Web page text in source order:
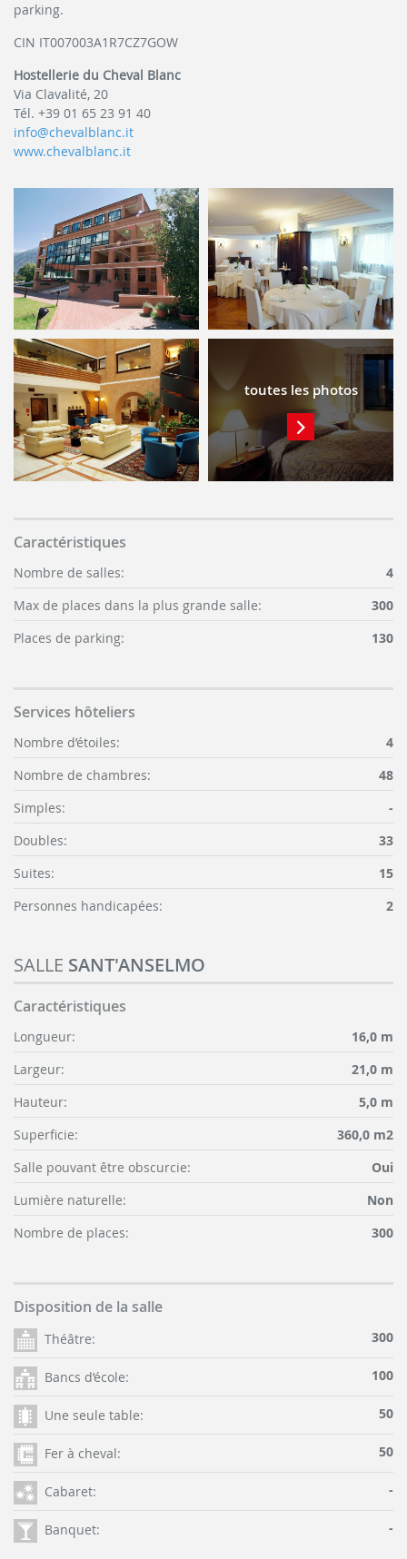
parking.
CIN IT007003A1R7CZ7GOW
Hostellerie du Cheval Blanc
Via Clavalité, 20
Tél. +39 01 65 23 91 40
info@chevalblanc.it
www.chevalblanc.it
toutes les photos
Caractéristiques
Nombre de salles:
4
Max de places dans la plus grande salle:
300
Places de parking:
130
Services hôteliers
Nombre d’étoiles:
4
Nombre de chambres:
48
Simples:
-
Doubles:
33
Suites:
15
Personnes handicapées:
2
SALLE SANT'ANSELMO
Caractéristiques
Longueur:
16,0 m
Largeur:
21,0 m
Hauteur:
5,0 m
Superficie:
360,0 m2
Salle pouvant être obscurcie:
Oui
Lumière naturelle:
Non
Nombre de places:
300
Disposition de la salle
Théâtre: 300
Bancs d’école: 100
Une seule table: 50
Fer à cheval: 50
Cabaret: -
Banquet: -